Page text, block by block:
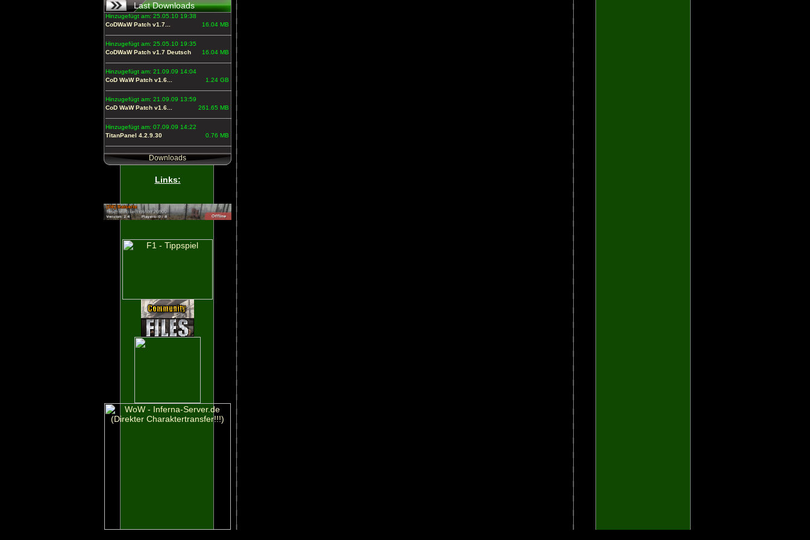
Last Downloads
Hinzugefügt am: 25.05.10 19:38
CoDWaW Patch v1.7...
16.04 MB
Hinzugefügt am: 25.05.10 19:35
CoDWaW Patch v1.7 Deutsch
16.04 MB
Hinzugefügt am: 21.09.09 14:04
CoD WaW Patch v1.6...
1.24 GB
Hinzugefügt am: 21.09.09 13:59
CoD WaW Patch v1.6...
261.65 MB
Hinzugefügt am: 07.09.09 14:22
TitanPanel 4.2.9.30
0.76 MB
Downloads
Links: